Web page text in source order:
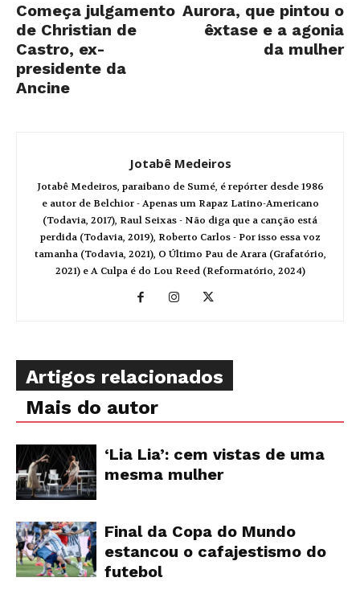
Começa julgamento
de Christian de
Castro, ex-
presidente da
Ancine
Aurora, que pintou o
êxtase e a agonia
da mulher
Jotabê Medeiros
Jotabê Medeiros, paraibano de Sumé, é repórter desde 1986
e autor de Belchior - Apenas um Rapaz Latino-Americano
(Todavia, 2017), Raul Seixas - Não diga que a canção está
perdida (Todavia, 2019), Roberto Carlos - Por isso essa voz
tamanha (Todavia, 2021), O Último Pau de Arara (Grafatório,
2021) e A Culpa é do Lou Reed (Reformatório, 2024)
Artigos relacionados
Mais do autor
‘Lia Lia’: cem vistas de uma
mesma mulher
Final da Copa do Mundo
estancou o cafajestismo do
futebol